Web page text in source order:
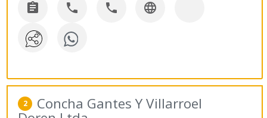
   
2 Concha Gantes Y Villarroel